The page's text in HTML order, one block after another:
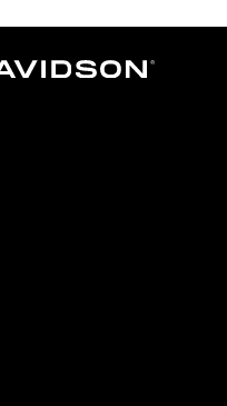
– Go towww.h-